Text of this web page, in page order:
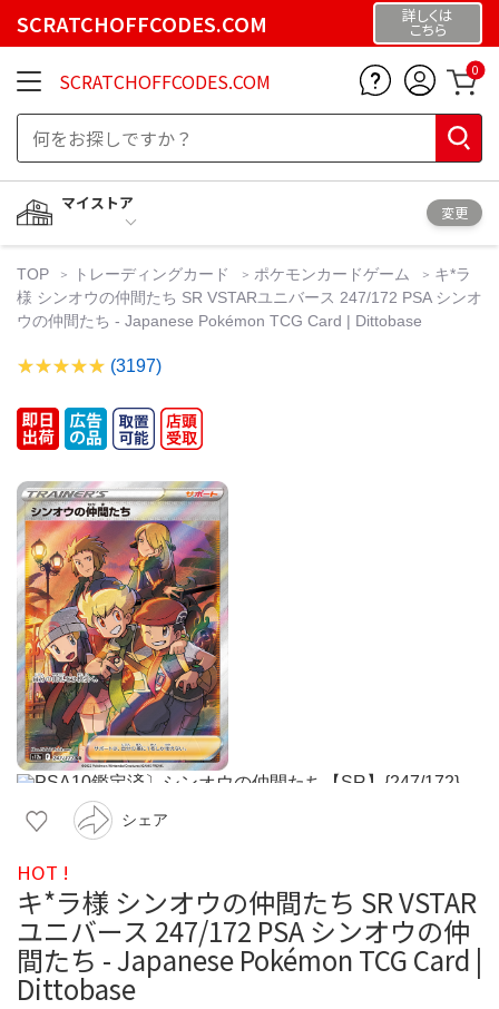
SCRATCHOFFCODES.COM 詳しくは
こちら
SCRATCHOFFCODES.COM 0
マイストア
変更
TOP トレーディングカード ポケモンカードゲーム
キ*ラ
様 シンオウの仲間たち SR VSTARユニバース 247/172 PSA シンオ
ウの仲間たち - Japanese Pokémon TCG Card | Dittobase
(3197)
シェア
HOT !
キ*ラ様 シンオウの仲間たち SR VSTAR
ユニバース 247/172 PSA シンオウの仲
間たち - Japanese Pokémon TCG Card |
Dittobase